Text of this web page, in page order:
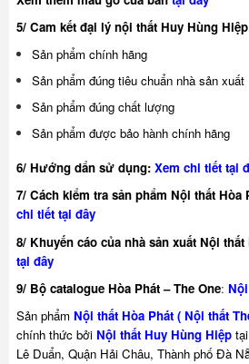
5/ Cam kết đại lý nội thất Huy Hùng
Sản phẩm chính hãng
Sản phẩm đúng tiêu chuẩn nhà sản xuất
Sản phẩm đúng chất lượng
Sản phẩm được bảo hành chính hãng
6/ Hướng dẩn sử dụng: Xem chi tiết tại
7/ Cách kiểm tra sản phẩm Nội thất Hòa
chi tiết tại đây
8/ Khuyến cáo của nhà sản xuất Nội thất
tại đây
9/ Bộ catalogue Hòa Phát – The One:
Sản phẩm Nội thất Hòa Phát ( Nội thất
chính thức bởi Nội thất Huy Hùng Hiệptại
Lê Duẩn, Quận Hải Châu, Thành phố Đà